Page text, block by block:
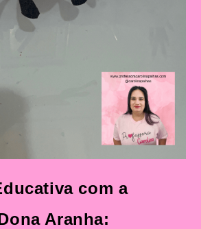
com a
Aranha: